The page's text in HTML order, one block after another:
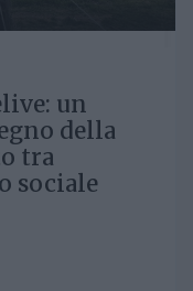
un
della
tra
sociale